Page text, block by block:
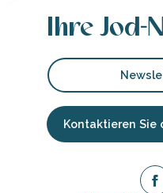
Ihre Jod-
Kontaktieren Sie